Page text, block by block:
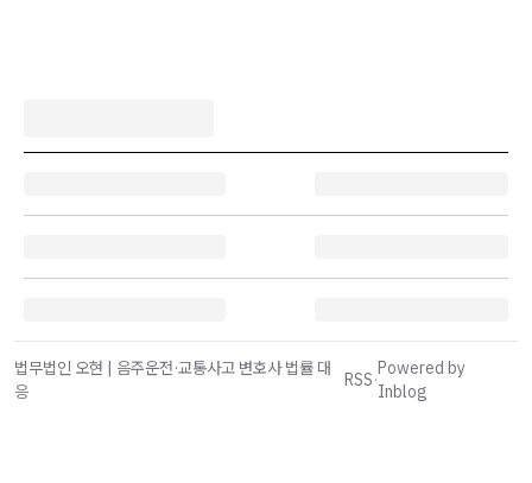
법무법인 오현 | 음주운전·교통사고 변호사 법률 대
응
RSS·
Powered by
Inblog